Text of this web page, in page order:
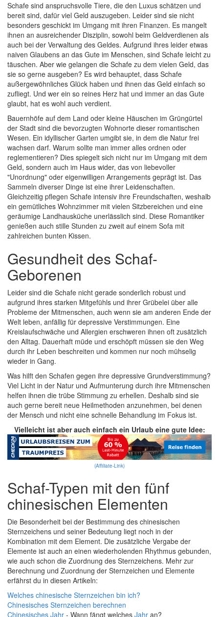
Schafe sind anspruchsvolle Tiere, die den Luxus schätzen und
bereit sind, dafür viel Geld auszugeben. Leider sind sie nicht
besonders geschickt im Umgang mit ihren Finanzen. Es mangelt
ihnen an ausreichender Disziplin, sowohl beim Geldverdienen als
auch bei der Verwaltung des Geldes. Aufgrund ihres leider etwas
naiven Glaubens an das Gute im Menschen, sind Schafe leicht zu
täuschen. Aber wie gelangen die Schafe zu dem vielen Geld, das
sie so gerne ausgeben? Es wird behauptet, dass Schafe
außergewöhnliches Glück haben und ihnen das Geld einfach so
zufliegt. Und wer ein so reines Herz hat und immer an das Gute
glaubt, hat es wohl auch verdient.
Bauernhöfe auf dem Land oder kleine Häuschen im Grüngürtel
der Stadt sind die bevorzugten Wohnorte dieser romantischen
Wesen. Ein idyllischer Garten umgibt sie, in dem die Natur frei
wachsen darf. Warum sollte man immer alles ordnen oder
reglementieren? Dies spiegelt sich nicht nur im Umgang mit dem
Geld, sondern auch im Haus wider, das von liebevoller
"Unordnung" oder eigenwilligen Arrangements geprägt ist. Das
Sammeln diverser Dinge ist eine ihrer Leidenschaften.
Gleichzeitig pflegen Schafe intensiv ihre Freundschaften, weshalb
ein gemütliches Wohnzimmer mit vielen Sitzbereichen und eine
geräumige Landhausküche unerlässlich sind. Diese Romantiker
genießen auch stille Stunden zu zweit auf einem Sofa mit
zahlreichen bunten Kissen.
Gesundheit des Schaf-
Geborenen
Leider sind die Schafe nicht gerade sonderlich robust und
aufgrund ihres starken Mitgefühls und ihrer Grübelei über alle
Probleme der Mitmenschen, auch wenn sie am anderen Ende der
Welt leben, anfällig für depressive Verstimmungen. Eine
Kreislaufschwäche und Allergien erschweren ihnen oft zusätzlich
den Alltag. Dauerhaft müde und erschöpft müssen sie den Weg
durch ihr Leben beschreiten und kommen nur noch mühselig
wieder in Gang.
Was hilft den Schafen gegen ihre depressive Grundverstimmung?
Viel Licht in der Natur und Aufmunterung durch ihre Mitmenschen
helfen ihnen die trübe Stimmung zu erhellen. Deshalb sind sie
auch gerne bereit neue Heilmethoden anzunehmen, bei denen
der Mensch und nicht eine schnelle Behandlung im Fokus ist.
Vielleicht ist aber auch einfach ein Urlaub eine gute Idee:
(Affiliate-Link)
Schaf-Typen mit den fünf
chinesischen Elementen
Die Besonderheit bei der Bestimmung des chinesischen
Sternzeichens und seiner Bedeutung liegt noch in der
Kombination mit dem Element. Die zusätzliche Vergabe der
Elemente ist auch an einen wiederholenden Rhythmus gebunden,
wie auch schon die Zuordnung des Sternzeichens. Mehr zur
Berechnung und Zuordnung der Sternzeichen und Elemente
erfährst du in diesen Artikeln:
Welches chinesische Sternzeichen bin ich?
Chinesisches Sternzeichen berechnen
Chinesisches Jahr - Wann fängt welches Jahr an?